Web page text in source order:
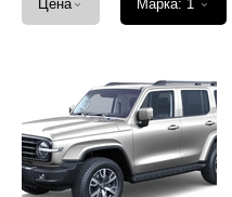
Цена Марка: 1